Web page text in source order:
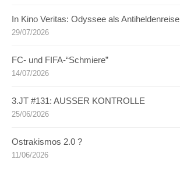
In Kino Veritas: Odyssee als Antiheldenreise
29/07/2026
FC- und FIFA-“Schmiere”
14/07/2026
3.JT #131: AUSSER KONTROLLE
25/06/2026
Ostrakismos 2.0 ?
11/06/2026